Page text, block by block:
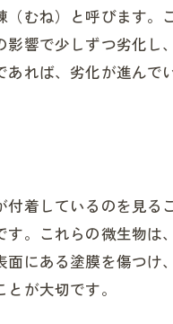
むね）と呼びます
響で少しずつ劣化
れば、劣化が進ん
着しているのを見
。これらの微生物
面にある塗膜を傷つ
が大切です。